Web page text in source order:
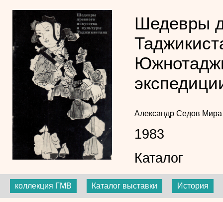
Шедевры
Александр Седов
1983
Каталог
коллекция ГМВ Каталог выставки История